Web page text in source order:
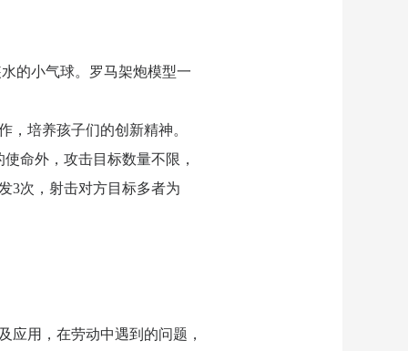
的小气球。罗马架炮模型一
，培养孩子们的创新精神。
命外，攻击目标数量不限，
3次，射击对方目标多者为
应用，在劳动中遇到的问题，